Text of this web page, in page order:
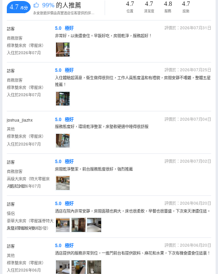
4.7 /5分 99% 的人推薦
永安旅遊評價由真實酒店住客提供的評價。
4.7
位置
4.7
清潔度
4.8
服務
4.7
設施
訪客
商務旅客
標準雙床房（零壓床）
入住於2026年07月
5.0 極好
評價於：2026年07月31日
非常好，以後還會住。早飯好吃，房間乾淨，服務超好！
訪客
商務旅客
標準雙床房（零壓床）
入住於2026年07月
5.0 極好
評價於：2026年07月25日
入住體驗超滿意，衞生做得很到位，工作人員態度温和有禮貌，房間安靜不嘈雜，整體五星
推薦！
joshua_jiazhx
其他
標準雙床房（零壓床）
入住於2026年07月
5.0 極好
評價於：2026年07月04日
服務態度好，環境乾淨整潔，床墊軟硬適中睡得很舒服
訪客
商務旅客
高級大床房（特大零壓床
+雙人沙發）
入住於2026年07月
5.0 極好
評價於：2026年07月02日
房間乾淨整潔，前台服務態度很好，強烈推薦
訪客
情侶
豪華大床房（零壓護脊特大
床墊+零壓枕+雙人沙發）
入住於2026年06月
5.0 極好
評價於：2026年06月20日
酒店在院內非常安靜，房間面積也夠大，床也很柔軟，早餐也很豐盛，下次來天津還住這。
訪客
其他
標準雙床房（零壓床）
入住於2026年06月
5.0 極好
評價於：2026年06月20日
酒店提供的服務非常到位，一進門前台有提供飲料、麻花和水果，下次有機會還會住這裏！